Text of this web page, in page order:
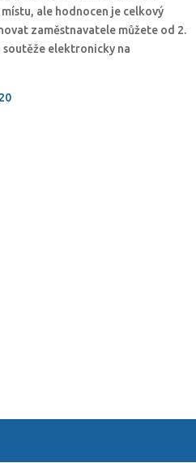
ale hodnocen je celkový
zaměstnavatele můžete od 2.
soutěže elektronicky na